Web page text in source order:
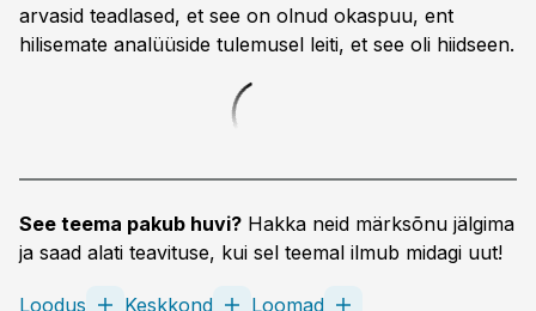
arvasid teadlased, et see on olnud okaspuu, ent
hilisemate analüüside tulemusel leiti, et see oli hiidseen.
See teema pakub huvi? Hakka neid märksõnu jälgima
ja saad alati teavituse, kui sel teemal ilmub midagi uut!
Loodus Keskkond Loomad